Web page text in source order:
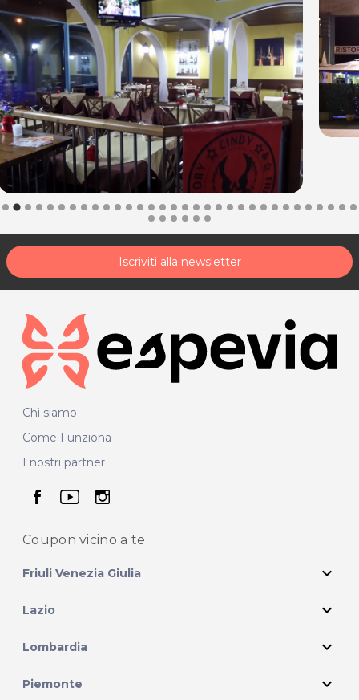
Iscriviti alla newsletter
Chi siamo
Come Funziona
I nostri partner
seguici su facebook
seguici su youtube
seguici su instagram
Coupon vicino a te
Friuli Venezia Giulia expand_more
Lazio expand_more
Lombardia expand_more
Piemonte expand_more